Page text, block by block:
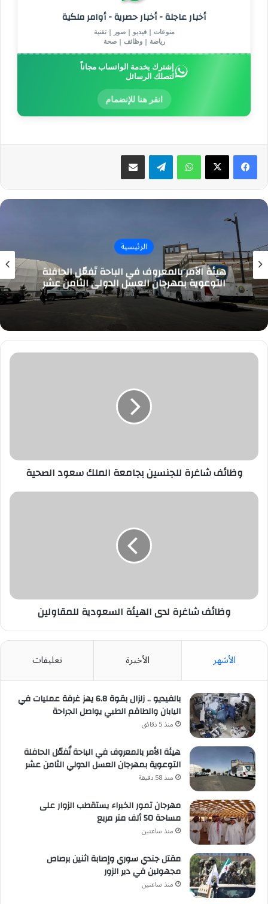
أخبار عاجلة - أخبار حصرية - أوامر ملكية
منوعات | فيديو | صور | تقنية
رياضة | وظائف | صحة
إشترك بخدمة الواتساب مجاناً
لتصلك الرسائل
انقر هنا للإنضمام
واتسابتيلقرام مشاركة عبر البريد
الرئيسية
هيئة الأمر بالمعروف في الباحة تُفعّل الحافلة
التوعوية بمهرجان العسل الدولي الثامن عشر
وظائف
وظائف شاغرة للجنسين بجامعة الملك سعود الصحية
وظائف
وظائف شاغرة لدى الهيئة السعودية للمقاولين
الأشهر الأخيرة تعليقات
بالفيديو .. زلزال بقوة 6.8 يهز غرفة عمليات في
اليابان والطاقم الطبي يواصل الجراحة
منذ 5 دقائق
هيئة الأمر بالمعروف في الباحة تُفعّل الحافلة
التوعوية بمهرجان العسل الدولي الثامن عشر
منذ 58 دقيقة
مهرجان تمور الخبراء يستقطب الزوار على
مساحة 50 ألف متر مربع
منذ ساعتين
مقتل جندي سوري وإصابة اثنين برصاص
مجهولين في دير الزور
منذ ساعتين